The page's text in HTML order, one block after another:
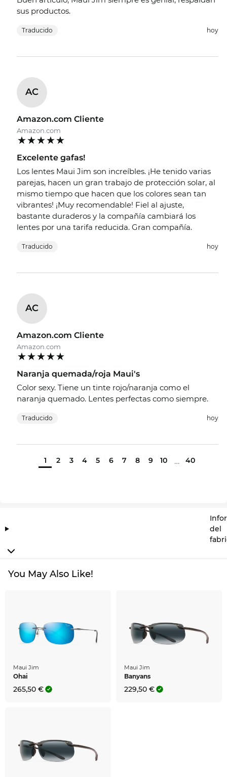
sus productos.
Traducido hoy
AC
Amazon.com Cliente
Amazon.com
Excelente gafas!
Los lentes Maui Jim son increíbles. ¡He tenido varias
parejas, hacen un gran trabajo de protección solar, al
mismo tiempo que hacen que los colores sean tan
vibrantes! ¡Muy recomendable! Fiel al ajuste,
bastante duraderos y la compañía cambiará los
lentes por una tarifa reducida. Gran compañía.
Traducido hoy
AC
Amazon.com Cliente
Amazon.com
Naranja quemada/roja Maui's
Color sexy. Tiene un tinte rojo/naranja como el
naranja quemado. Lentes perfectas como siempre.
Traducido hoy
1 2 3 4 5 6 7 8 9 10 … 40
del
You May Also Like!
Maui Jim
Ohai
265,50 €
Maui Jim
Banyans
229,50 €